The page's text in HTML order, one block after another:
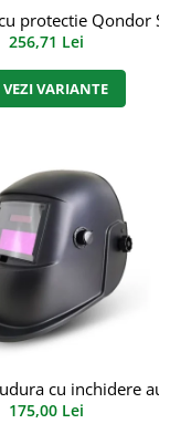
particulelor de tip
protectie Qondor
256,71 Lei
VEZI VARIANTE
respiratorie, 3M,
cu inchidere
175,00 Lei